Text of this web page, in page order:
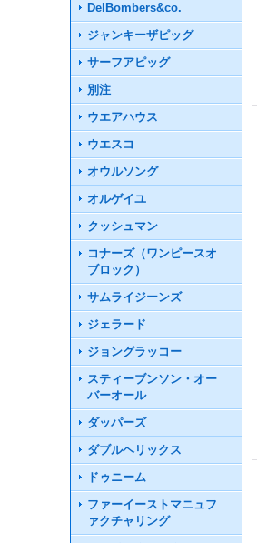
DelBombers&co.
ジャンキーザピッグ
サーフアピッグ
別注
ウエアハウス
ウエスコ
オウルソング
オルゲイユ
クッシュマン
コナーズ（ワンピースオ
ブロック）
サムライジーンズ
ジェラード
ジョングラッコー
スティーブンソン・オー
バーオール
ダッパーズ
ダブルヘリックス
ドゥニーム
ファーイーストマニュフ
ァクチャリング